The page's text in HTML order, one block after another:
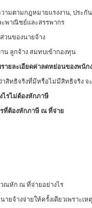
ามตามกฎหมายแรงงาน, ประกั
ะพาณิชย์และสรรพากร
วนของนายจ้าง
น ลูกจ้าง สมทบเข้ากองทุน
ายละเอียดค่าลดหย่อนของพนัก
สิทธิจริงที่มีหรือไม่มีสิทธิจริง จ
ไรไม่ต้องหักภาษี
รที่ต้องหักภาษี ณ ที่จ่าย
ณหัก ณ ที่จ่ายอย่างไร
ยจ้างจ่ายให้ครั้งเดียวเพราะเห